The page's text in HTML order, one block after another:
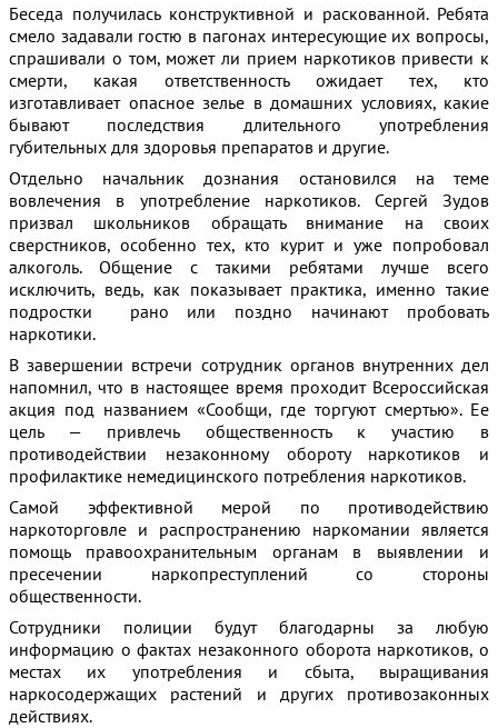
Беседа получилась конструктивной и раскованной. Ребята
смело задавали гостю в пагонах интересующие их вопросы,
спрашивали о том, может ли прием наркотиков привести к
смерти, какая ответственность ожидает тех, кто
изготавливает опасное зелье в домашних условиях, какие
бывают последствия длительного употребления
губительных для здоровья препаратов и другие.
Отдельно начальник дознания остановился на теме
вовлечения в употребление наркотиков. Сергей Зудов
призвал школьников обращать внимание на своих
сверстников, особенно тех, кто курит и уже попробовал
алкоголь. Общение с такими ребятами лучше всего
исключить, ведь, как показывает практика, именно такие
подростки рано или поздно начинают пробовать
наркотики.
В завершении встречи сотрудник органов внутренних дел
напомнил, что в настоящее время проходит Всероссийская
акция под названием «Сообщи, где торгуют смертью». Ее
цель — привлечь общественность к участию в
противодействии незаконному обороту наркотиков и
профилактике немедицинского потребления наркотиков.
Самой эффективной мерой по противодействию
наркоторговле и распространению наркомании является
помощь правоохранительным органам в выявлении и
пресечении наркопреступлений со стороны
общественности.
Сотрудники полиции будут благодарны за любую
информацию о фактах незаконного оборота наркотиков, о
местах их употребления и сбыта, выращивания
наркосодержащих растений и других противозаконных
действиях.